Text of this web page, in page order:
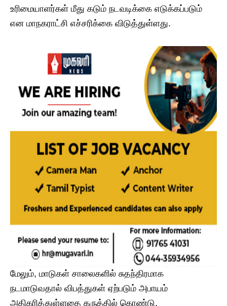
உரிமையாளர்கள் மீது கடும் நடவடிக்கை எடுக்கப்படும்
என மாநகராட்சி எச்சரிக்கை விடுத்துள்ளது.
மேலும், மாடுகள் சாலைகளில் சுதந்திரமாக
நடமாடுவதால் விபத்துகள் ஏற்படும் அபாயம்
அதிகரித்துள்ளதை கருத்தில் கொண்டு,